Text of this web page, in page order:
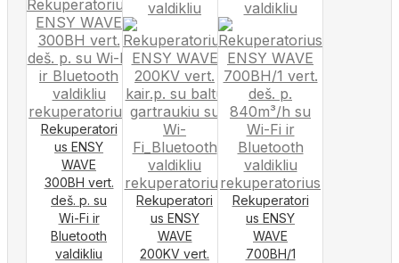
Rekuperatori
us ENSY
WAVE
300BH vert.
deš. p. su
Wi-Fi ir
Bluetooth
valdikliu
Rekuperatori
us ENSY
WAVE
200KV vert.
Rekuperatori
us ENSY
WAVE
700BH/1